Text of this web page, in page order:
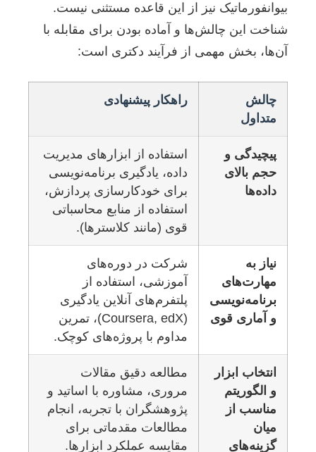
بیوانفورماتیک نیز از این قاعده مستثنی نیست.
شناخت این چالش‌ها و آماده بودن برای مقابله با
آن‌ها، بخش مهمی از فرآیند دکتری است:
چالش
متداول
راهکار پیشنهادی
پیچیدگی و
حجم بالای
داده‌ها
استفاده از ابزارهای مدیریت
داده، یادگیری برنامه‌نویسی
برای خودکارسازی پردازش،
استفاده از منابع محاسباتی
قوی (مانند کلاسترها).
نیاز به
مهارت‌های
برنامه‌نویسی
و آماری قوی
شرکت در دوره‌های
آموزشی، استفاده از
پلتفرم‌های آنلاین یادگیری
(Coursera, edX)، تمرین
مداوم با پروژه‌های کوچک.
انتخاب ابزار
و الگوریتم
مناسب از
میان
گزینه‌های
مطالعه دقیق مقالات
مروری، مشاوره با اساتید و
پژوهشگران با تجربه، انجام
مطالعات مقدماتی برای
مقایسه عملکرد ابزارها.